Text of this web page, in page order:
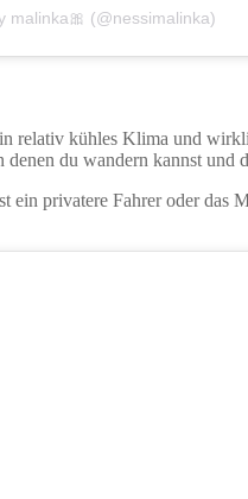
malinka🎀 (@nessimalinka)
relativ kühles Klima und
denen du wandern kannst
ein privatere Fahrer oder